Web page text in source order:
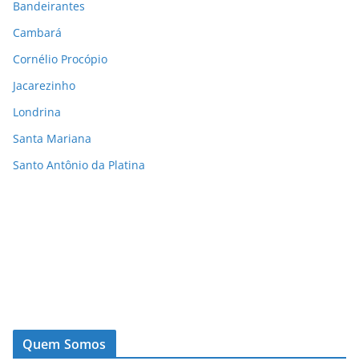
Bandeirantes
Cambará
Cornélio Procópio
Jacarezinho
Londrina
Santa Mariana
Santo Antônio da Platina
Quem Somos